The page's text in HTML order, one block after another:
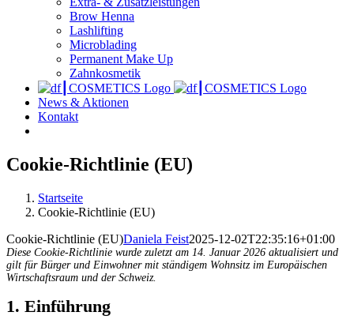
Brow Henna
Lashlifting
Microblading
Permanent Make Up
Zahnkosmetik
News & Aktionen
Kontakt
Cookie-Richtlinie (EU)
Startseite
Cookie-Richtlinie (EU)
Cookie-Richtlinie (EU)Daniela Feist2025-12-02T22:35:16+01:00
Diese Cookie-Richtlinie wurde zuletzt am 14. Januar 2026 aktualisiert und
gilt für Bürger und Einwohner mit ständigem Wohnsitz im Europäischen
Wirtschaftsraum und der Schweiz.
1. Einführung